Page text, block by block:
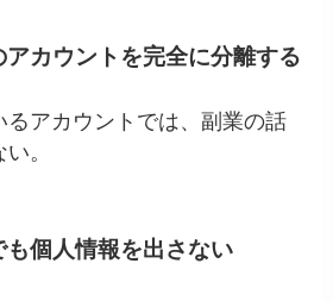
カウントを完全に分離する
るアカウントでは、副業の話
。
も個人情報を出さない